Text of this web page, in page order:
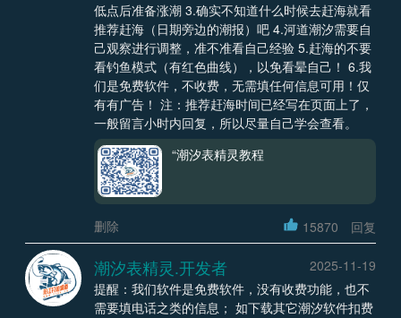
低点后准备涨潮 3.确实不知道什么时候去赶海就看
推荐赶海（日期旁边的潮报）吧 4.河道潮汐需要自
己观察进行调整，准不准看自己经验 5.赶海的不要
看钓鱼模式（有红色曲线），以免看晕自己！ 6.我
们是免费软件，不收费，无需填任何信息可用！仅
有有广告！ 注：推荐赶海时间已经写在页面上了，
一般留言小时内回复，所以尽量自己学会查看。
“潮汐表精灵教程
删除 15870 回复
潮汐表精灵.开发者
2025-11-19
提醒：我们软件是免费软件，没有收费功能，也不
需要填电话之类的信息； 如下载其它潮汐软件扣费